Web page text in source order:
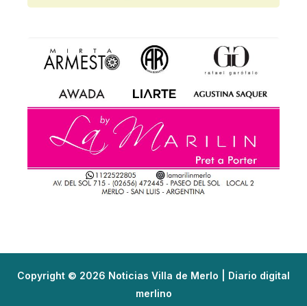
Copyright © 2026 Noticias Villa de Merlo | Diario digital
merlino